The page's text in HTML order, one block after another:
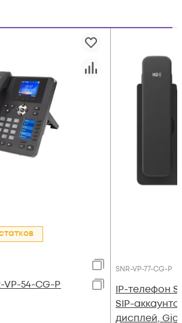
VP-54-CG-P
SNR-VP-77-CG-P
IP-телефон
SIP-
дисплей,